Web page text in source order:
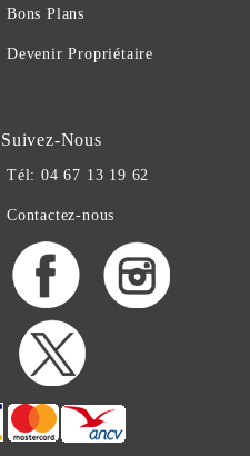
Bons Plans
Devenir Propriétaire
Suivez-Nous
Tél: 04 67 13 19 62
Contactez-nous